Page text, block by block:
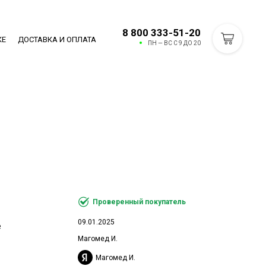
ДОСТАВКА И ОПЛАТА
8 800 333-51-20
ПН — ВС С 9 ДО 20
Проверенный покупатель
09.01.2025
Магомед И.
Магомед И.